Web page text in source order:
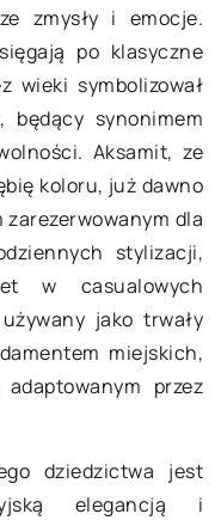
zmysły i emocje.
po klasyczne
wieki symbolizował
synonimem
Aksamit, ze
koloru, już dawno
zarezerwowanym dla
stylizacji,
w casualowych
jako trwały
miejskich,
przez
dziedzictwa jest
elegancją i